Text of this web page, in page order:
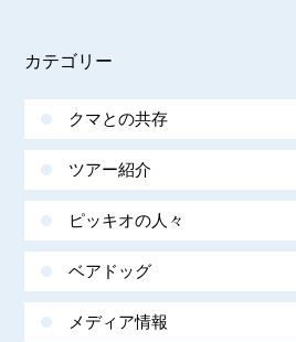
カテゴリー
クマとの共存
ツアー紹介
ピッキオの人々
ベアドッグ
メディア情報